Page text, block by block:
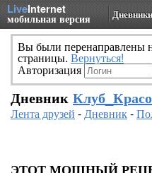
LiveInternet
мобильная версия Дневники
Вы были перенаправлены
страницы. Вернуться!
Авторизация
Дневник
Лента друзей -Дневник-